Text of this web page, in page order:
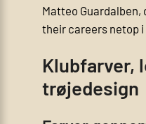
Matteo
their careers netop
Klubfarver,
trøjedesign